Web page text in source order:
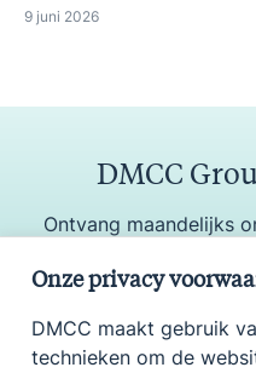
Onze privacy
DMCC maakt gebruik
technieken om de
9 juni 2026
DMCC
Ontvang maandelijks